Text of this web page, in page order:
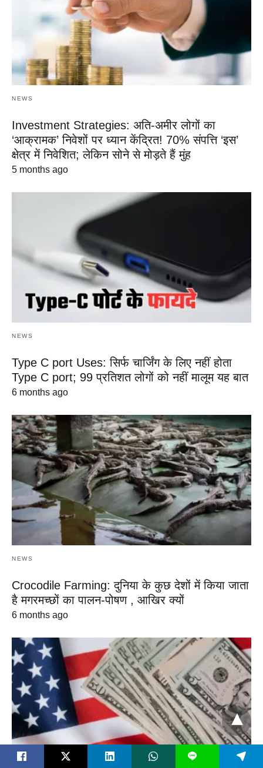
NEWS
Investment Strategies: अति-अमीर लोगों का
‘आक्रामक’ निवेशों पर ध्यान केंद्रित! 70% संपत्ति ‘इस’
क्षेत्र में निवेशित; लेकिन सोने से मोड़ते हैं मुंह
5 months ago
NEWS
Type C port Uses: सिर्फ चार्जिंग के लिए नहीं होता
Type C port; 99 प्रतिशत लोगों को नहीं मालूम यह बात
6 months ago
NEWS
Crocodile Farming: दुनिया के कुछ देशों में किया जाता
है मगरमच्छों का पालन-पोषण , आखिर क्यों
6 months ago
L